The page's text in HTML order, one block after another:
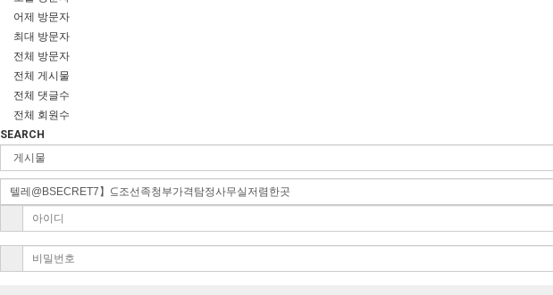
어제 방문자
최대 방문자
전체 방문자
전체 게시물
전체 댓글수
전체 회원수
SEARCH